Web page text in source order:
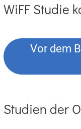
WiFF Studie
Vor dem
Studien der